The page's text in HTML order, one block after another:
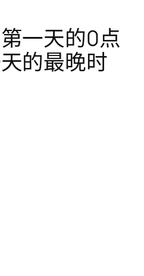
一天的0点
的最晚时